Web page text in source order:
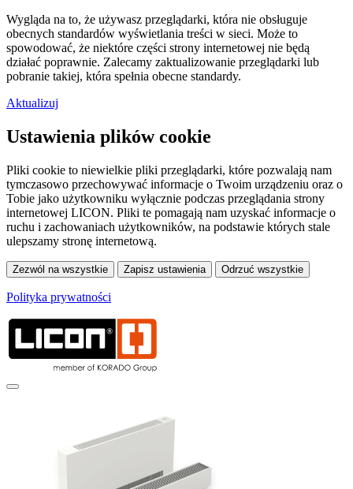
Wygląda na to, że używasz przeglądarki, która nie obsługuje
obecnych standardów wyświetlania treści w sieci. Może to
spowodować, że niektóre części strony internetowej nie będą
działać poprawnie. Zalecamy zaktualizowanie przeglądarki lub
pobranie takiej, która spełnia obecne standardy.
Aktualizuj
Ustawienia plików cookie
Pliki cookie to niewielkie pliki przeglądarki, które pozwalają nam
tymczasowo przechowywać informacje o Twoim urządzeniu oraz o
Tobie jako użytkowniku wyłącznie podczas przeglądania strony
internetowej LICON. Pliki te pomagają nam uzyskać informacje o
ruchu i zachowaniach użytkowników, na podstawie których stale
ulepszamy stronę internetową.
Polityka prywatności